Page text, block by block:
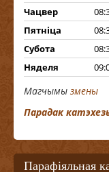
Чацвер
Пятніца
Субота
Няделя
Магчымы змены
Парадак
Парафіяльная